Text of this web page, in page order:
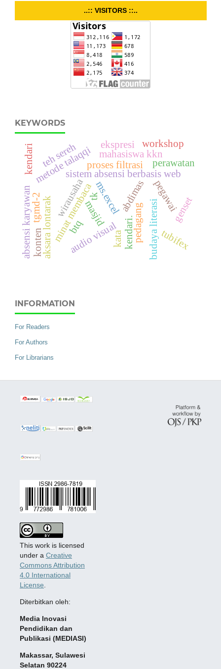
..:: VISITORS ::..
KEYWORDS
masjid
minat membaca
sistem absensi berbasis web
proses filtrasi
audio visual
metode talaqqi
btq
ms.excelabdimas
pedagang
aksara lontarak kata budaya literasi
pegawai
mahasiswa kkn
teh sereh
wirausaha genset
perawatan
ekspresi
kendari
kendari.
absensi karyawan tubifex
workshop
tk
tgmd-2
konten
INFORMATION
For Readers
For Authors
For Librarians
This work is licensed
under a Creative
Commons Attribution
4.0 International
License
Diterbitkan oleh:
Media Inovasi
Pendidikan dan
Publikasi (MEDIASI)
Makassar, Sulawesi
Selatan 90224